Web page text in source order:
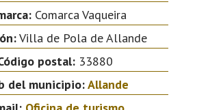
Comarca Vaqueira
Villa de Pola de Allande
postal:33880
del municipio:Allande